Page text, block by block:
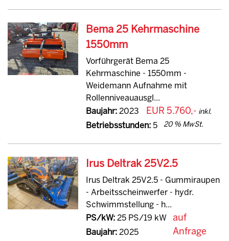
Bema 25 Kehrmaschine
1550mm
Vorführgerät Bema 25
Kehrmaschine - 1550mm -
Weidemann Aufnahme mit
Rollenniveauausgl...
Baujahr:2023
Betriebsstunden:5
EUR 5.760,- inkl.
20 % MwSt.
Irus Deltrak 25V2.5
Irus Deltrak 25V2.5 - Gummiraupen
- Arbeitsscheinwerfer - hydr.
Schwimmstellung - h...
PS/kW:25 PS/19 kW
Baujahr:2025
auf
Anfrage